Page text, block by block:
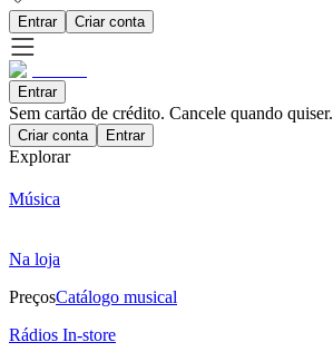
Entrar Criar conta
Entrar
Sem cartão de crédito. Cancele quando quiser.
Criar conta Entrar
Explorar
Música
Na loja
PreçosCatálogo musical
Rádios In-store